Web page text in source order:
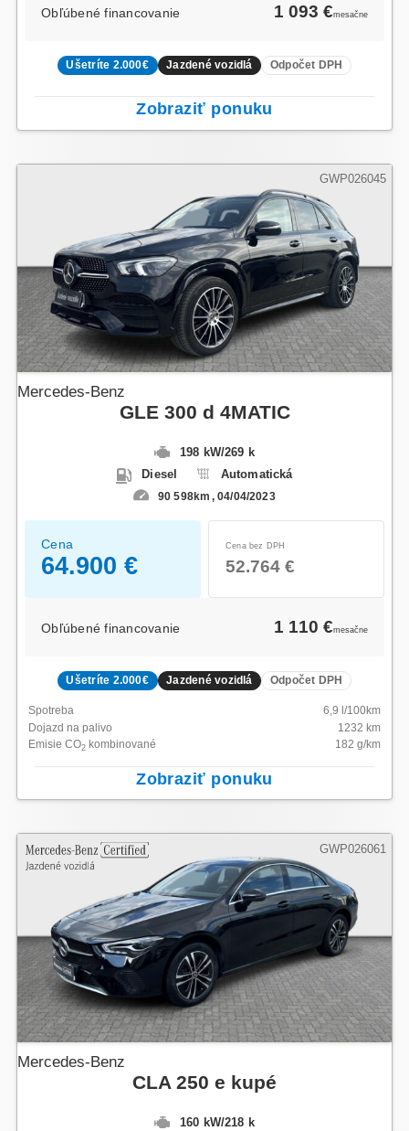
Obľúbené financovanie 1 093 €mesačne
Ušetríte 2.000€ Jazdené vozidlá Odpočet DPH
Zobraziť ponuku
Mercedes-Benz
GLE 300 d 4MATIC
198 kW/269 k
Diesel
Automatická
90 598km 04/04/2023
GWP026045
Cena
64.900 €
Cena bez DPH
52.764 €
Obľúbené financovanie 1 110 €mesačne
Ušetríte 2.000€ Jazdené vozidlá Odpočet DPH
Spotreba 6,9 l/100km
Dojazd na palivo
1232 km
Emisie CO2kombinované 182 g/km
Zobraziť ponuku
Mercedes-Benz
CLA 250 e kupé
160 kW/218 k
GWP026061